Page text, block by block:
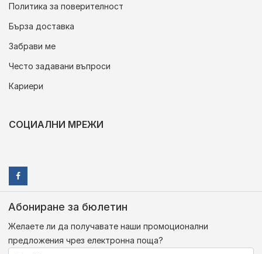
Политика за поверителност
Бърза доставка
Забрави ме
Често задавани въпроси
Кариери
СОЦИАЛНИ МРЕЖИ
Абониране за бюлетин
Желаете ли да получавате наши промоционални
предложения чрез електронна поща?